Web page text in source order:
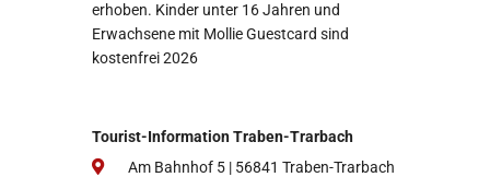
erhoben. Kinder unter 16 Jahren und
Erwachsene mit Mollie Guestcard sind
kostenfrei 2026
Tourist-Information Traben-Trarbach
Am Bahnhof 5 | 56841 Traben-Trarbach